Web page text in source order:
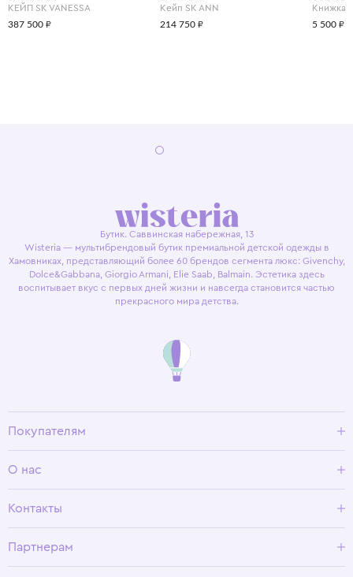
КЕЙП SK VANESSA
387 500 ₽
Кейп SK ANN
214 750 ₽ 5 500 ₽
Бутик. Саввинская набережная, 13
Wisteria — мультибрендовый бутик премиальной детской одежды в
Хамовниках, представляющий более 60 брендов сегмента люкс: Givenchy,
Dolce&Gabbana, Giorgio Armani, Elie Saab, Balmain. Эстетика здесь
воспитывает вкус с первых дней жизни и навсегда становится частью
прекрасного мира детства.
Покупателям
Условия возврата
О нас
Программа лояльности
Контакты
Партнерам